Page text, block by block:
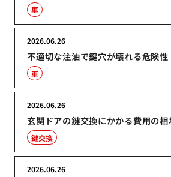
車
不適切な注油で鍵穴が壊れる危険性
2026.06.26
車
玄関ドアの鍵交換にかかる費用の
2026.06.26
鍵交換
2026.06.26